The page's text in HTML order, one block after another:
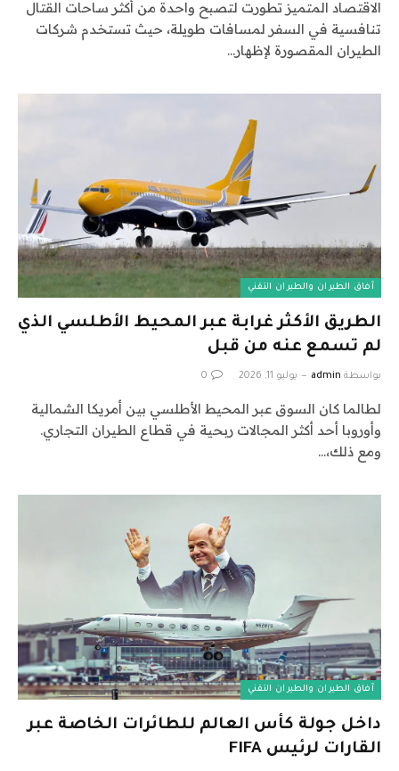
الاقتصاد المتميز تطورت لتصبح واحدة من أكثر ساحات القتال
تنافسية في السفر لمسافات طويلة، حيث تستخدم شركات
الطيران المقصورة لإظهار…
آفاق الطيران والطيران التقني
الطريق الأكثر غرابة عبر المحيط الأطلسي الذي
لم تسمع عنه من قبل
بواسطة admin يوليو 11, 2026 0
لطالما كان السوق عبر المحيط الأطلسي بين أمريكا الشمالية
وأوروبا أحد أكثر المجالات ربحية في قطاع الطيران التجاري.
ومع ذلك،…
آفاق الطيران والطيران التقني
داخل جولة كأس العالم للطائرات الخاصة عبر
القارات لرئيس FIFA